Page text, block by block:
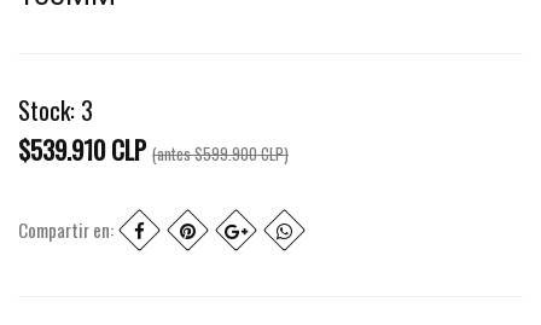
Stock: 3
$539.910 CLP (antes$599.900 CLP)
Compartir en: